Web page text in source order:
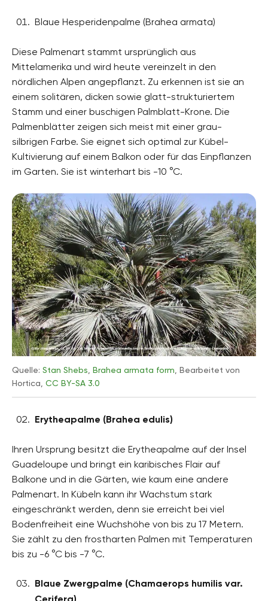
Blaue Hesperidenpalme (Brahea armata)
Diese Palmenart stammt ursprünglich aus
Mittelamerika und wird heute vereinzelt in den
nördlichen Alpen angepflanzt. Zu erkennen ist sie an
einem solitären, dicken sowie glatt-strukturiertem
Stamm und einer buschigen Palmblatt-Krone. Die
Palmenblätter zeigen sich meist mit einer grau-
silbrigen Farbe. Sie eignet sich optimal zur Kübel-
Kultivierung auf einem Balkon oder für das Einpflanzen
im Garten. Sie ist winterhart bis -10 °C.
Quelle: Stan Shebs Brahea armata form , Bearbeitet von
Hortica, CC BY-SA 3.0
Erytheapalme (Brahea edulis)
Ihren Ursprung besitzt die Erytheapalme auf der Insel
Guadeloupe und bringt ein karibisches Flair auf
Balkone und in die Gärten, wie kaum eine andere
Palmenart. In Kübeln kann ihr Wachstum stark
eingeschränkt werden, denn sie erreicht bei viel
Bodenfreiheit eine Wuchshöhe von bis zu 17 Metern.
Sie zählt zu den frostharten Palmen mit Temperaturen
bis zu -6 °C bis -7 °C.
Blaue Zwergpalme (Chamaerops humilis var.